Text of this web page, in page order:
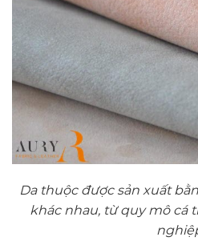
Da thuộc được sản xuất
khác nhau, từ quy mô cá